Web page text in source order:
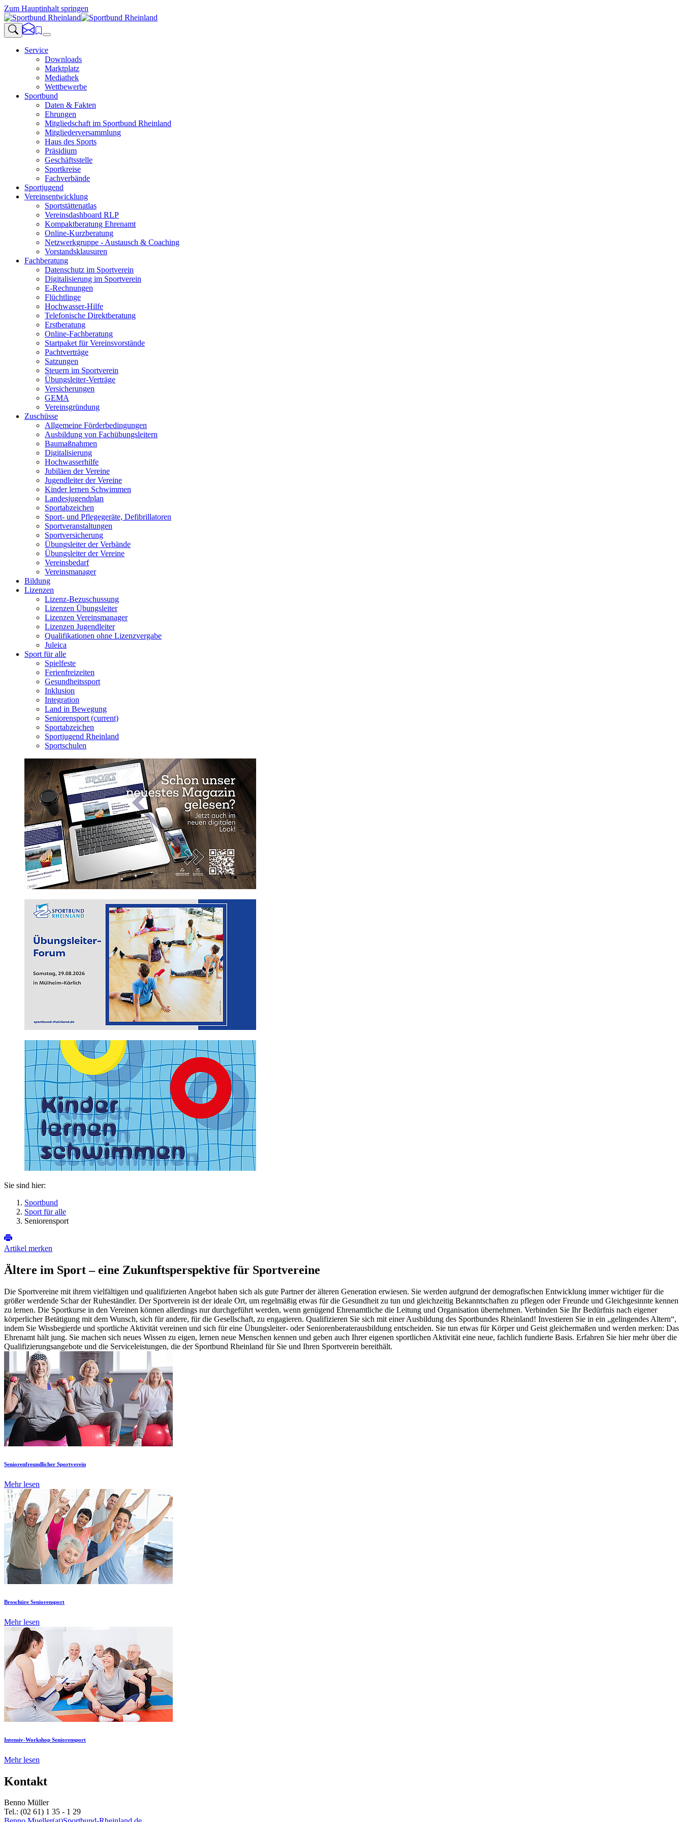
Zum Hauptinhalt springen
Service
Downloads
Marktplatz
Mediathek
Wettbewerbe
Sportbund
Daten & Fakten
Ehrungen
Mitgliedschaft im Sportbund Rheinland
Mitgliederversammlung
Haus des Sports
Präsidium
Geschäftsstelle
Sportkreise
Fachverbände
Sportjugend
Vereinsentwicklung
Sportstättenatlas
Vereinsdashboard RLP
Kompaktberatung Ehrenamt
Online-Kurzberatung
Netzwerkgruppe - Austausch & Coaching
Vorstandsklausuren
Fachberatung
Datenschutz im Sportverein
Digitalisierung im Sportverein
E-Rechnungen
Flüchtlinge
Hochwasser-Hilfe
Telefonische Direktberatung
Erstberatung
Online-Fachberatung
Startpaket für Vereinsvorstände
Pachtverträge
Satzungen
Steuern im Sportverein
Übungsleiter-Verträge
Versicherungen
GEMA
Vereinsgründung
Zuschüsse
Allgemeine Förderbedingungen
Ausbildung von Fachübungsleitern
Baumaßnahmen
Digitalisierung
Hochwasserhilfe
Jubiläen der Vereine
Jugendleiter der Vereine
Kinder lernen Schwimmen
Landesjugendplan
Sportabzeichen
Sport- und Pflegegeräte, Defibrillatoren
Sportveranstaltungen
Sportversicherung
Übungsleiter der Verbände
Übungsleiter der Vereine
Vereinsbedarf
Vereinsmanager
Bildung
Lizenzen
Lizenz-Bezuschussung
Lizenzen Übungsleiter
Lizenzen Vereinsmanager
Lizenzen Jugendleiter
Qualifikationen ohne Lizenzvergabe
Juleica
Sport für alle
Spielfeste
Ferienfreizeiten
Gesundheitssport
Inklusion
Integration
Land in Bewegung
Seniorensport (current)
Sportabzeichen
Sportjugend Rheinland
Sportschulen
Sie sind hier:
Sportbund
Sport für alle
Seniorensport
Artikel merken
Ältere im Sport – eine Zukunftsperspektive für Sportvereine
Die Sportvereine mit ihrem vielfältigen und qualifizierten Angebot haben sich als gute Partner der älteren Generation erwiesen. Sie werden aufgrund der demografischen Entwicklung immer wichtiger für die
größer werdende Schar der Ruheständler. Der Sportverein ist der ideale Ort, um regelmäßig etwas für die Gesundheit zu tun und gleichzeitig Bekanntschaften zu pflegen oder Freunde und Gleichgesinnte kennen
zu lernen. Die Sportkurse in den Vereinen können allerdings nur durchgeführt werden, wenn genügend Ehrenamtliche die Leitung und Organisation übernehmen. Verbinden Sie Ihr Bedürfnis nach eigener
körperlicher Betätigung mit dem Wunsch, sich für andere, für die Gesellschaft, zu engagieren. Qualifizieren Sie sich mit einer Ausbildung des Sportbundes Rheinland! Investieren Sie in ein „gelingendes Altern“,
indem Sie Wissbegierde und sportliche Aktivität vereinen und sich für eine Übungsleiter- oder Seniorenberaterausbildung entscheiden. Sie tun etwas für Körper und Geist gleichermaßen und werden merken: Das
Ehrenamt hält jung. Sie machen sich neues Wissen zu eigen, lernen neue Menschen kennen und geben auch Ihrer eigenen sportlichen Aktivität eine neue, fachlich fundierte Basis. Erfahren Sie hier mehr über die
Qualifizierungsangebote und die Serviceleistungen, die der Sportbund Rheinland für Sie und Ihren Sportverein bereithält.
Seniorenfreundlicher Sportverein
Mehr lesen
Broschüre Seniorensport
Mehr lesen
Intensiv-Workshop Seniorensport
Mehr lesen
Kontakt
Benno Müller
Tel.: (02 61) 1 35 - 1 29